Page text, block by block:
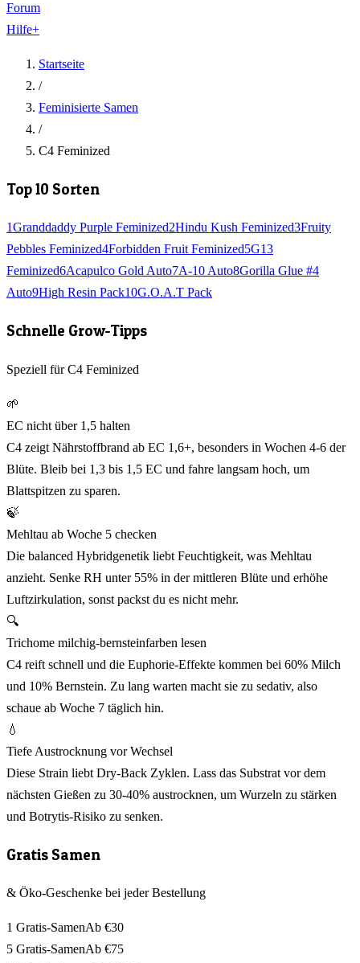
Forum
Hilfe+
Startseite
/
Feminisierte Samen
/
C4 Feminized
Top 10 Sorten
1Granddaddy Purple Feminized2Hindu Kush Feminized3Fruity
Pebbles Feminized4Forbidden Fruit Feminized5G13
Feminized6Acapulco Gold Auto7A-10 Auto8Gorilla Glue #4
Auto9High Resin Pack10G.O.A.T Pack
Schnelle Grow-Tipps
Speziell für C4 Feminized
🌱
EC nicht über 1,5 halten
C4 zeigt Nährstoffbrand ab EC 1,6+, besonders in Wochen 4-6 der
Blüte. Bleib bei 1,3 bis 1,5 EC und fahre langsam hoch, um
Blattspitzen zu sparen.
🍃
Mehltau ab Woche 5 checken
Die balanced Hybridgenetik liebt Feuchtigkeit, was Mehltau
anzieht. Senke RH unter 55% in der mittleren Blüte und erhöhe
Luftzirkulation, sonst packst du es nicht mehr.
🔍
Trichome milchig-bernsteinfarben lesen
C4 reift schnell und die Euphorie-Effekte kommen bei 60% Milch
und 10% Bernstein. Zu lang warten macht sie zu sedativ, also
schaue ab Woche 7 täglich hin.
💧
Tiefe Austrocknung vor Wechsel
Diese Strain liebt Dry-Back Zyklen. Lass das Substrat vor dem
nächsten Gießen zu 30-40% austrocknen, um Wurzeln zu stärken
und Botrytis-Risiko zu senken.
Gratis Samen
& Öko-Geschenke bei jeder Bestellung
1 Gratis-SamenAb €30
5 Gratis-SamenAb €75